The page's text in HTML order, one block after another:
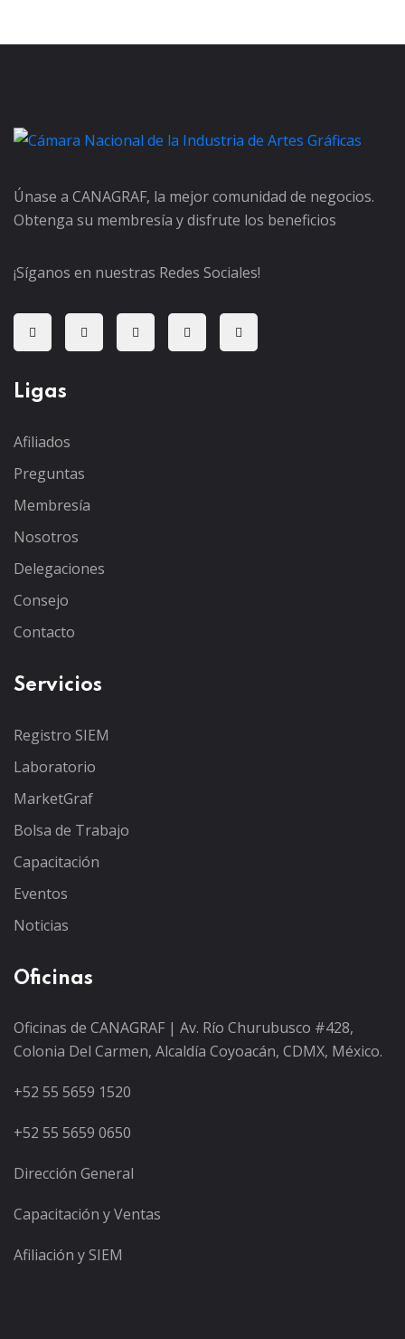
Únase a CANAGRAF, la mejor comunidad de negocios.
Obtenga su membresía y disfrute los beneficios
¡Síganos en nuestras Redes Sociales!
Ligas
Afiliados
Preguntas
Membresía
Nosotros
Delegaciones
Consejo
Contacto
Servicios
Registro SIEM
Laboratorio
MarketGraf
Bolsa de Trabajo
Capacitación
Eventos
Noticias
Oficinas
Oficinas de CANAGRAF | Av. Río Churubusco #428,
Colonia Del Carmen, Alcaldía Coyoacán, CDMX, México.
+52 55 5659 1520
+52 55 5659 0650
Dirección General
Capacitación y Ventas
Afiliación y SIEM